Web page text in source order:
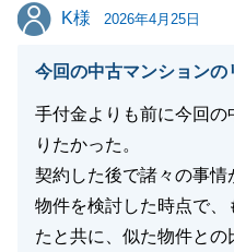
K様
K様 2026年4月25日
今回の中古マンションの
手付金よりも前に今回
りたかった。
契約した後で諸々の事情
物件を検討した時点で、
たと共に、似た物件と